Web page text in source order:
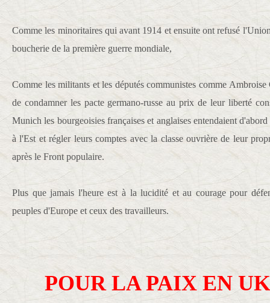
Comme les minoritaires qui avant 1914 et ensuite ont refusé
boucherie de la première guerre mondiale,
Comme les militants et les députés communistes comme
de condamner les pacte germano-russe au prix de leur liberté
Munich les bourgeoisies françaises et anglaises entendaient
à l'Est et régler leurs comptes avec la classe ouvrière de leur
après le Front populaire.
Plus que jamais l'heure est à la lucidité et au courage pour
peuples d'Europe et ceux des travailleurs.
POUR LA PAIX EN